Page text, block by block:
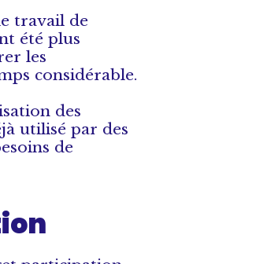
travail de
été plus
les
considérable.
des
utilisé par des
de